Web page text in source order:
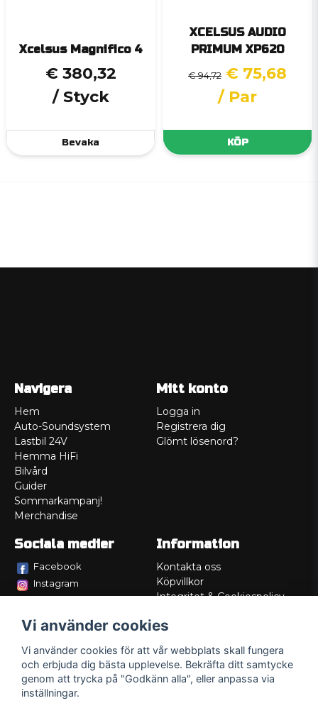
Xcelsus Magnifico 4
€ 380,32
/ Styck
Bevaka
XCELSUS AUDIO
PRIMUM XP620
€ 94,72 € 75,68
/ Par
KÖP
Navigera
Hem
Auto-Soundsystem
Lastbil 24V
Hemma HiFi
Bilvård
Guider
Sommarkampanj!
Merchandise
Mitt konto
Logga in
Registrera dig
Glömt lösenord?
Sociala medier
Facebook
Instagram
Information
Kontakta oss
Köpvillkor
Integritet & Cookiespolicy
Service/Garanti
Lådritning
Om oss
Vi använder cookies
Vi använder cookies för att vår webbplats skall fungera
och erbjuda dig bästa upplevelse. Bekräfta ditt samtycke
genom att trycka på "Godkänn alla", eller anpassa via
inställningar.